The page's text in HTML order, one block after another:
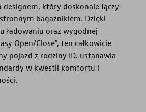
który doskonale łączy
bagażnikiem. Dzięki
ładowaniu oraz wygodnej
Open/Close", ten całkowicie
pojazd z rodziny ID. ustanawia
w kwestii komfortu i